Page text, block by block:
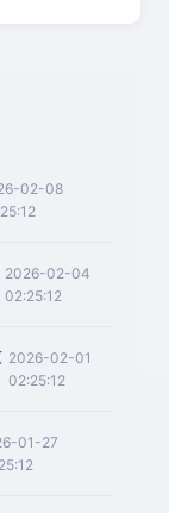
02-08
2026-02-04
02:25:12
2026-02-01
02:25:12
01-27